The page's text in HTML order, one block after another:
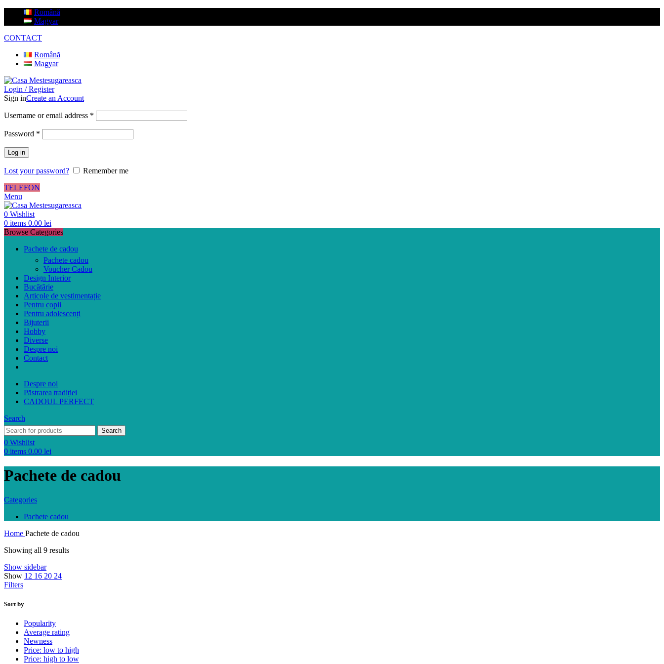
Română
Magyar
CONTACT
Română
Magyar
Login / Register
Sign inCreate an Account
Username or email address *
Password *
Log in
Lost your password?
Remember me
TELEFON
Menu
0 Wishlist
0 items 0.00 lei
Browse Categories
Pachete de cadou
Pachete cadou
Voucher Cadou
Design Interior
Bucătărie
Articole de vestimentație
Pentru copii
Pentru adolescenți
Bijuterii
Hobby
Diverse
Despre noi
Contact
Despre noi
Păstrarea tradiției
CADOUL PERFECT
Search
Search
0 Wishlist
0 items 0.00 lei
Pachete de cadou
Categories
Pachete cadou
Home Pachete de cadou
Showing all 9 results
Show sidebar
Show 12 16 20 24
Filters
Sort by
Popularity
Average rating
Newness
Price: low to high
Price: high to low